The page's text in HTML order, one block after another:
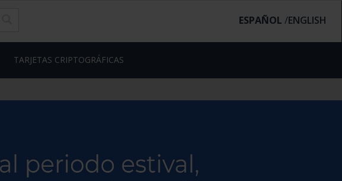
ESPAÑOL /
TARJETAS CRIPTOGRÁFICAS